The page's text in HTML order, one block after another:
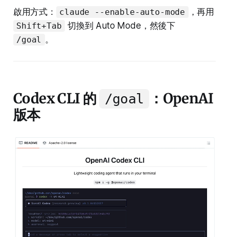
啟用方式： claude --enable-auto-mode ，再用
Shift+Tab 切換到 Auto Mode，然後下
/goal 。
Codex CLI 的 /goal
：OpenAI
版本